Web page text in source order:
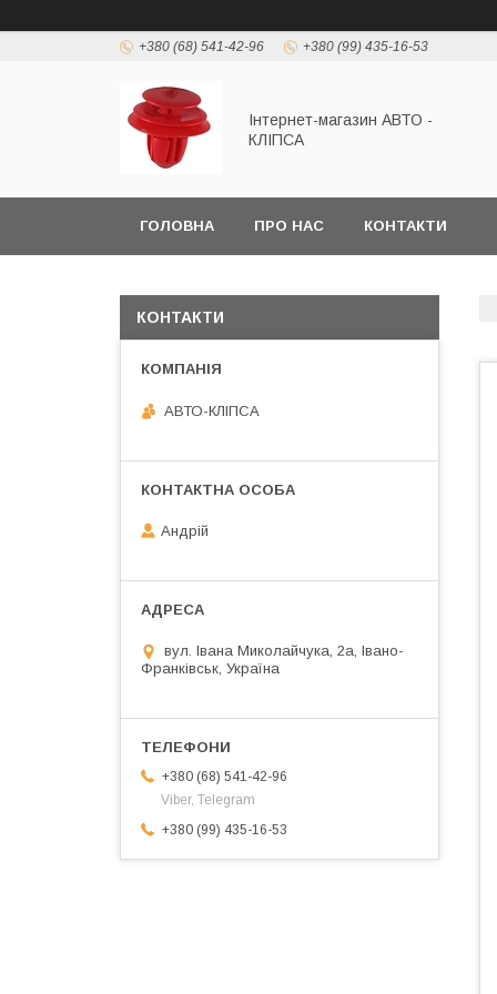
+380 (68) 541-42-96 +380 (99) 435-16-53
Інтернет-магазин АВТО -
КЛІПСА
ГОЛОВНА ПРО НАС КОНТАКТИ
КОНТАКТИ
АВТО-КЛІПСА
Андрій
вул. Івана Миколайчука, 2а, Івано-
Франківськ, Україна
+380 (68) 541-42-96
Viber, Telegram
+380 (99) 435-16-53